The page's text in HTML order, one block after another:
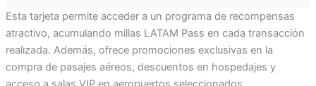
Esta tarjeta permite acceder a un programa de recompensas
atractivo, acumulando millas LATAM Pass en cada transacción
realizada. Además, ofrece promociones exclusivas en la
compra de pasajes aéreos, descuentos en hospedajes y